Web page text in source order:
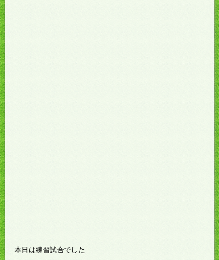
本日は練習試合でした